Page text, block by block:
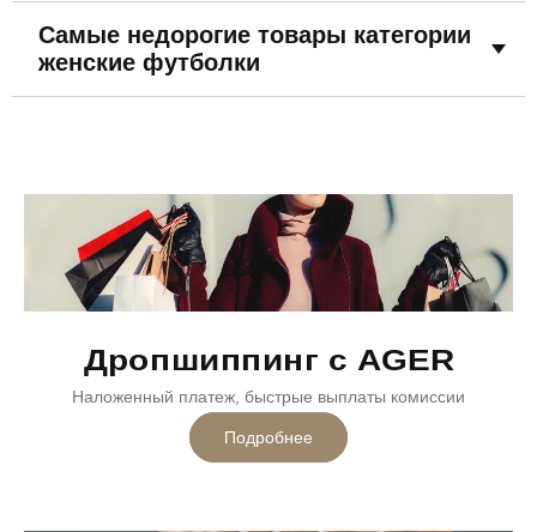
Самые недорогие товары категории
женские футболки
Дропшиппинг с AGER
Наложенный платеж, быстрые выплаты комиссии
Подробнее